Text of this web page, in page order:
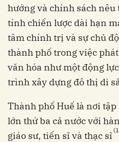
hướng và chính sách
tính chiến lược dài hạn
tâm chính trị và sự chủ
thành phố trong việc
văn hóa như một động
trình xây dựng đô thị di
Thành phố Huế là nơi
lớn thứ ba cả nước với
giáo sư, tiến sĩ và thạc sĩ